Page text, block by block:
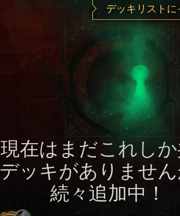
デッキリストに
現在はまだこれし
デッキがありません
続々追加中！